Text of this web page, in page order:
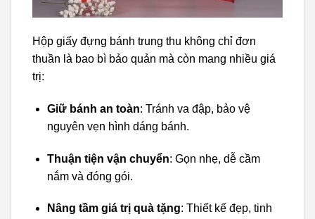
Hộp giấy đựng bánh trung thu không chỉ đơn
thuần là bao bì bảo quản mà còn mang nhiều giá
trị:
Giữ bánh an toàn: Tránh va đập, bảo vệ
nguyên vẹn hình dáng bánh.
Thuận tiện vận chuyển: Gọn nhẹ, dễ cầm
nắm và đóng gói.
Nâng tầm giá trị quà tặng: Thiết kế đẹp, tinh